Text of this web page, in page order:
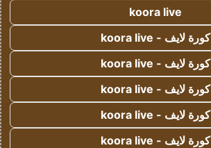
koora live
كورة لايف - koora live
كورة لايف - koora live
كورة لايف - koora live
كورة لايف - koora live
كورة لايف - koora live